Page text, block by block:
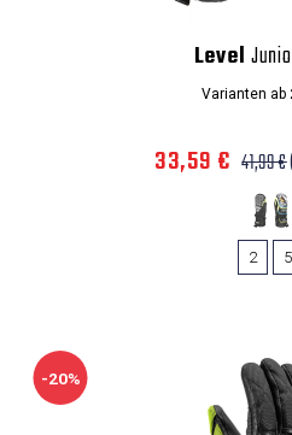
Level
Varianten ab
33,59 € 41,99 €
2 5
-20%